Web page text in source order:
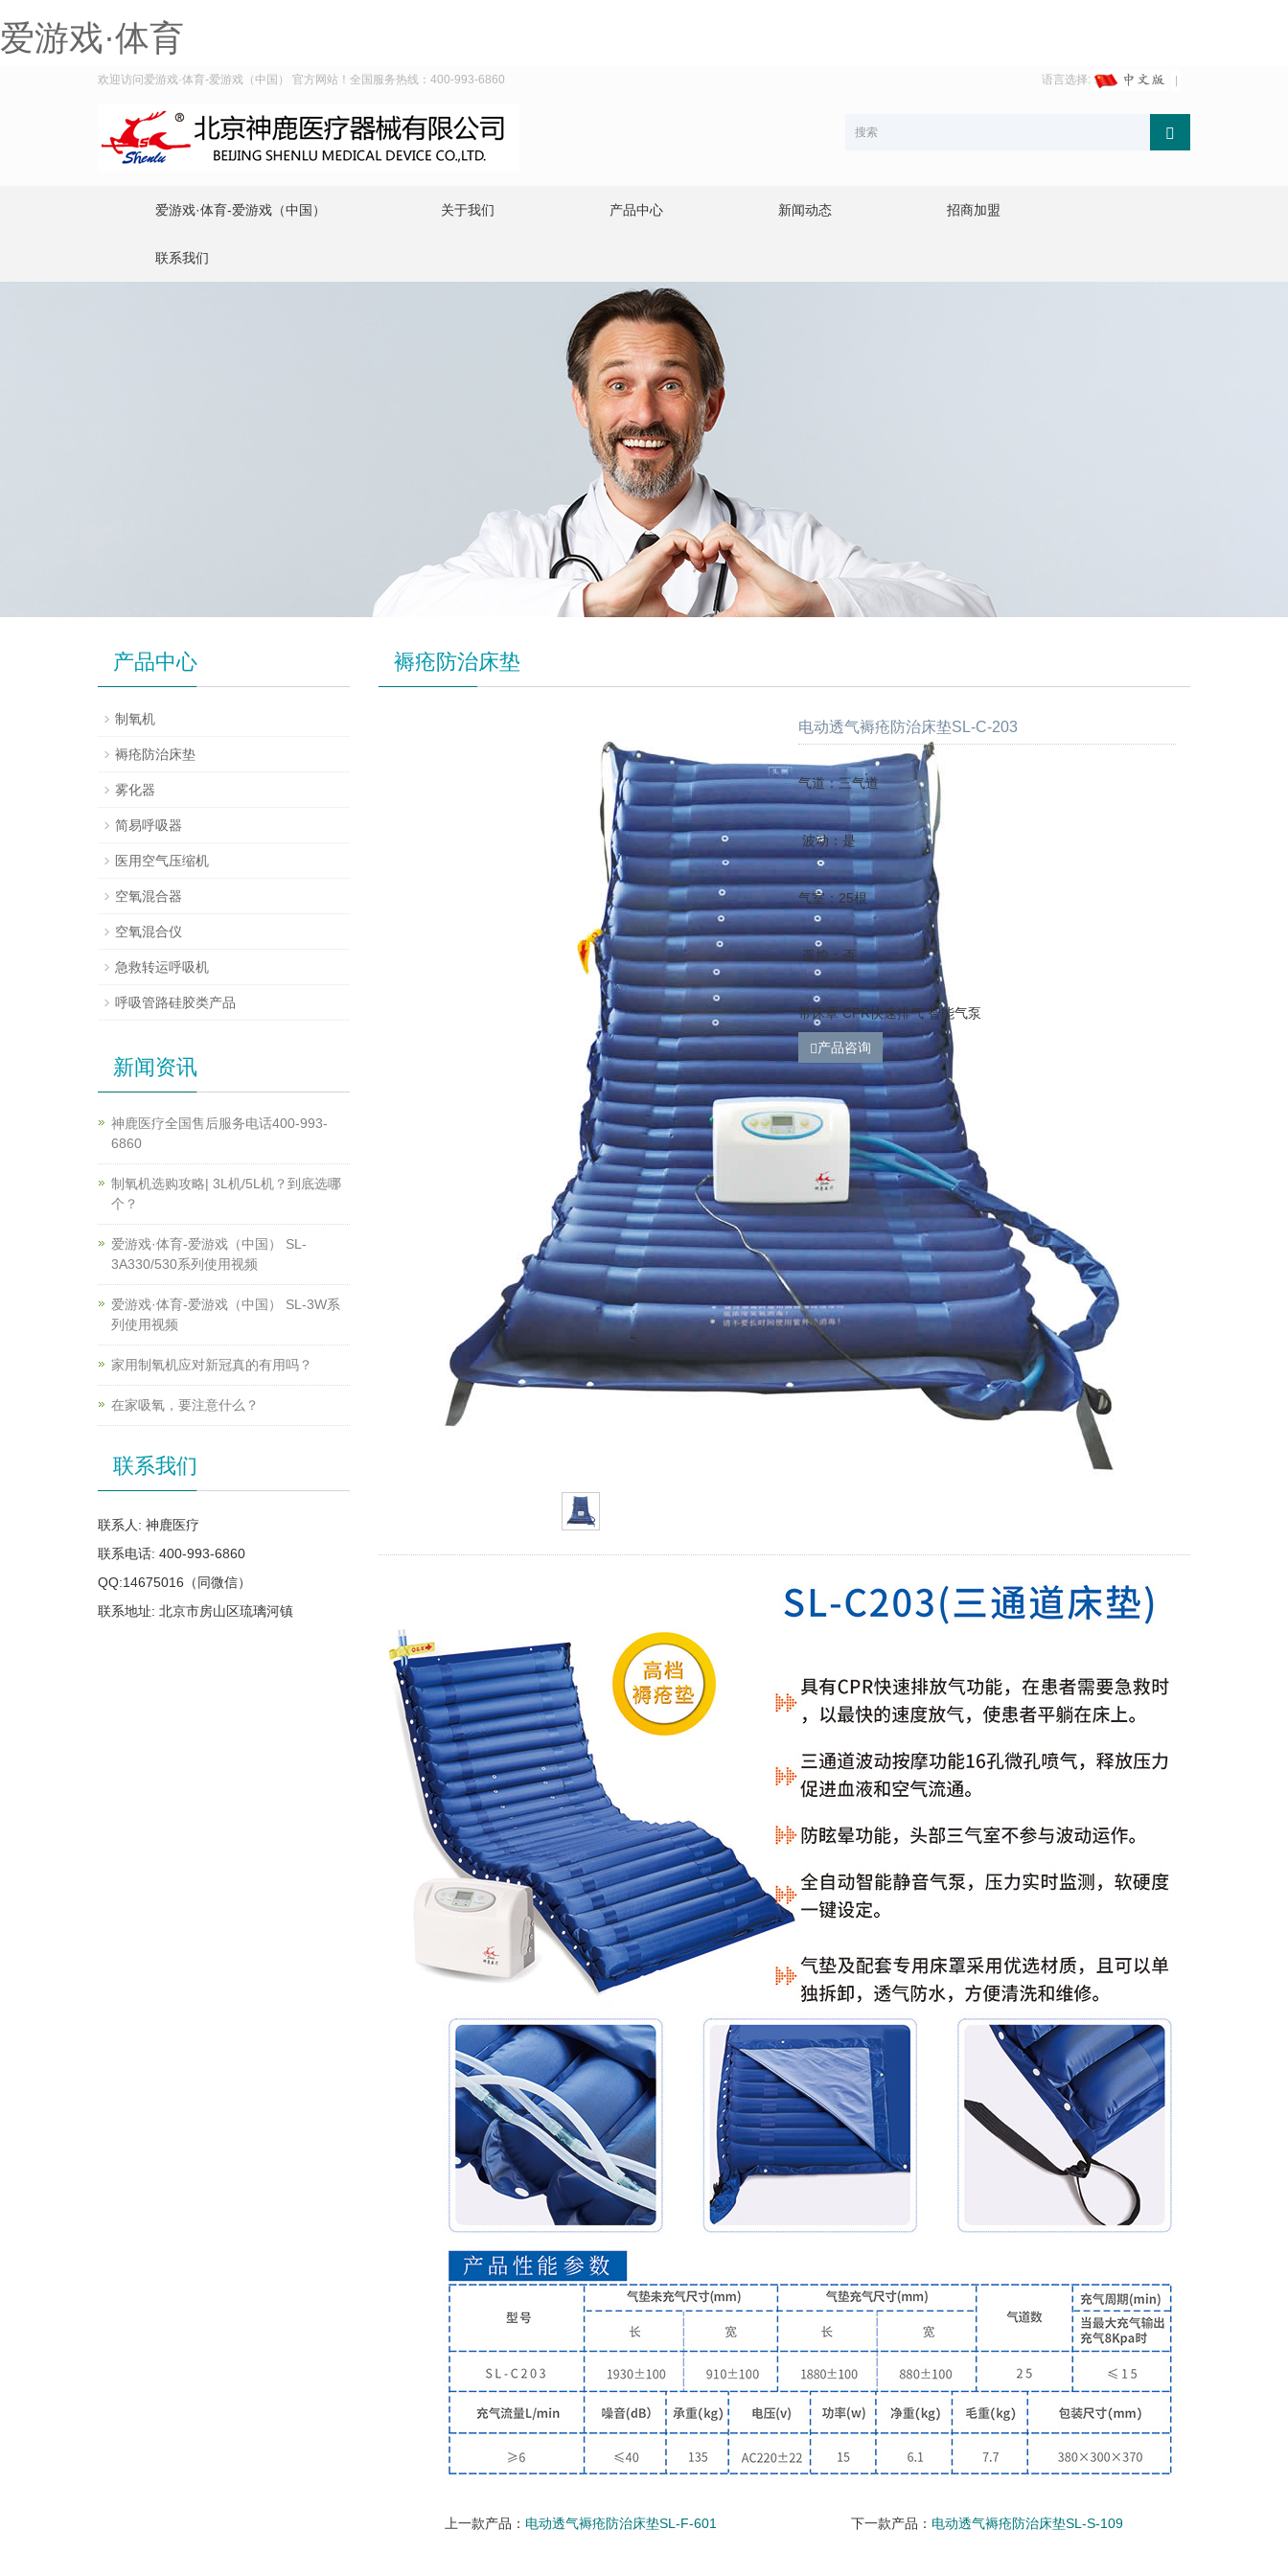
爱游戏·体育
欢迎访问爱游戏·体育-爱游戏（中国） 官方网站！全国服务热线：400-993-6860 语言选择:
爱游戏·体育-爱游戏（中国） 关于我们 产品中心 新闻动态 招商加盟
联系我们
褥疮防治床垫
电动透气褥疮防治床垫SL-C-203
气道：三气道
波动：是
气室：25根
遥控：否
带床罩 CPR快速排气 智能气泵
产品咨询
上一款产品： 电动透气褥疮防治床垫SL-F-601 下一款产品： 电动透气褥疮防治床垫SL-S-109
产品中心
制氧机
褥疮防治床垫
雾化器
简易呼吸器
医用空气压缩机
空氧混合器
空氧混合仪
急救转运呼吸机
呼吸管路硅胶类产品
新闻资讯
神鹿医疗全国售后服务电话400-993-
6860
制氧机选购攻略| 3L机/5L机？到底选哪
个？
爱游戏·体育-爱游戏（中国） SL-
3A330/530系列使用视频
爱游戏·体育-爱游戏（中国） SL-3W系
列使用视频
家用制氧机应对新冠真的有用吗？
在家吸氧，要注意什么？
联系我们
联系人: 神鹿医疗
联系电话: 400-993-6860
QQ:14675016（同微信）
联系地址: 北京市房山区琉璃河镇